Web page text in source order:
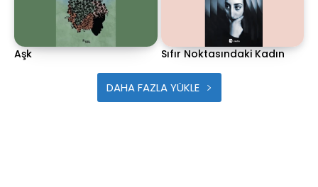
Aşk Sıfır Noktasındaki Kadın
DAHA FAZLA YÜKLE